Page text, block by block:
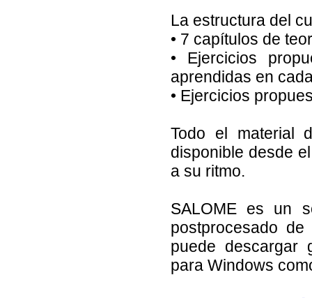
La estructura del
• 7 capítulos de
• Ejercicios
aprendidas en
• Ejercicios
Todo el material
disponible desde
a su ritmo.
SALOME es un
postprocesado
puede descargar
para Windows